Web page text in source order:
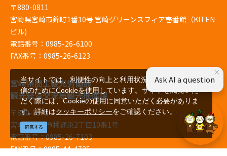
〒880-0811
宮崎県宮崎市錦町1番10号 宮崎グリーンスフィア壱番館（KITEN
ビル)
電話番号：0985-26-6100
FAX番号：0985-26-6123
宮崎県商工観光労働部
観光経済交流局観光推進課
〒880-8501
宮崎県宮崎市橘通東2丁目10番1号
電話番号：0985-26-7103
FAX番号：0985-44-4725
当サイトでは、利便性の向上と利用状況の解析、広告配
信のためにCookieを使用しています。サイトを閲覧いた
だく際には、Cookieの使用に同意いただく必要がありま
す。詳細はクッキーポリシーをご確認ください。
同意する
×
Ask AI a question